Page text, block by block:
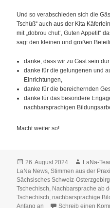
Und so verabschieden sich die
Tschüß“ auch aus der Kita
mit „dobrou chut‘, Guten Appetit“
sagt den kleinen und großen
danke, dass wir zu Gast sein
danke für die gelungenen und
Einrichtungen,
danke für die bereichernden
danke für das besondere
nachbarsprachigen
Macht weiter so!
Veröffentlicht
am
26. August 2024 Autor
LaNa-
LaNa News,Stimmen aus der
Sächsisches Schweiz-
Tschechisch, Nachbarsprache ab
Tschechisch,nachbarsprachige
Anfang an
Schreib einen